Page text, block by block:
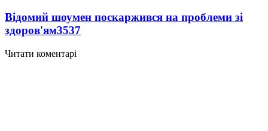
Відомий шоумен поскаржився на проблеми зі
здоров'ям3537
Читати коментарі